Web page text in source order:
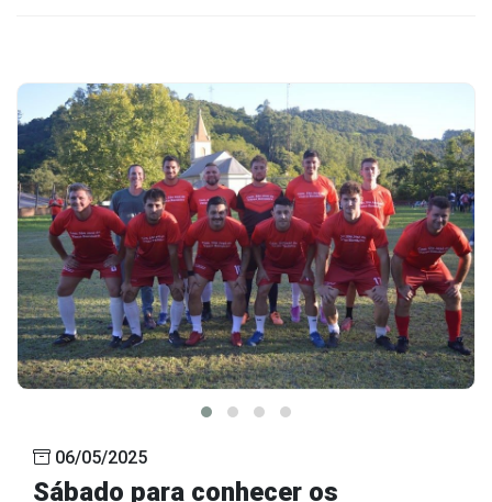
06/05/2025
Sábado para conhecer os